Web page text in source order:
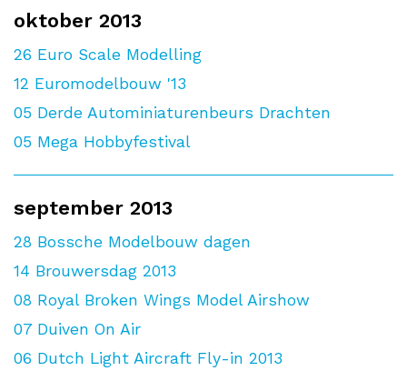
oktober 2013
26 Euro Scale Modelling
12 Euromodelbouw '13
05 Derde Autominiaturenbeurs Drachten
05 Mega Hobbyfestival
september 2013
28 Bossche Modelbouw dagen
14 Brouwersdag 2013
08 Royal Broken Wings Model Airshow
07 Duiven On Air
06 Dutch Light Aircraft Fly-in 2013